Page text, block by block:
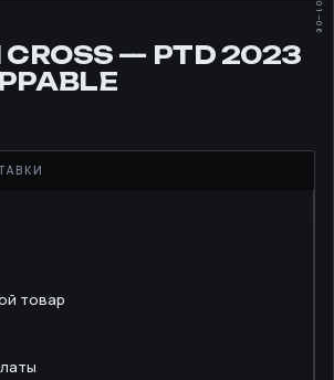
CROSS — PTD 2023
товар
01—06